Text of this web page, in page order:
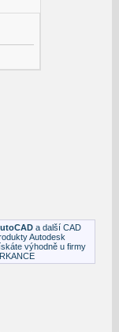
a další CAD
Autodesk
výhodně u firmy